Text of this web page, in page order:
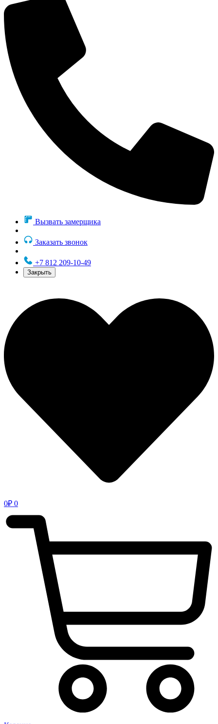
Вызвать замерщика
Заказать звонок
+7 812 209-10-49
Закрыть
0₽ 0